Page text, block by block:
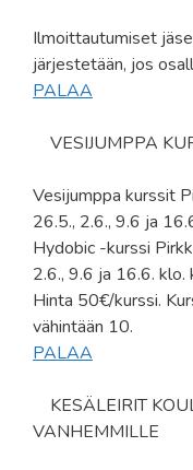
Ilmoittautumiset
järjestetään, jos
PALAA
VESIJUMPPA
Vesijumppa kurssit
26.5., 2.6., 9.6 ja
Hydobic -kurssi
2.6., 9.6 ja 16.6.
Hinta 50€/kurssi.
vähintään 10.
PALAA
KESÄLEIRIT
VANHEMMILLE